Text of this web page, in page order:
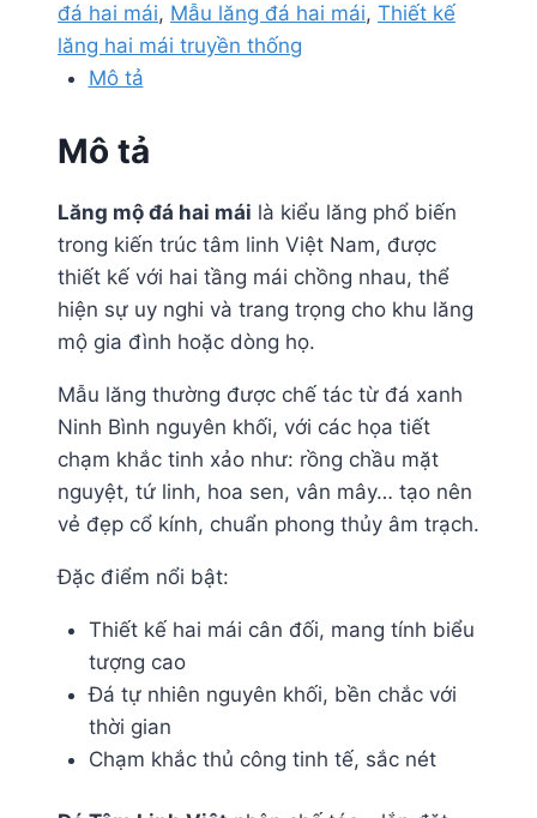
đá hai mái, Mẫu lăng đá hai mái, Thiết kế
lăng hai mái truyền thống
Mô tả
Mô tả
Lăng mộ đá hai mái là kiểu lăng phổ biến
trong kiến trúc tâm linh Việt Nam, được
thiết kế với hai tầng mái chồng nhau, thể
hiện sự uy nghi và trang trọng cho khu lăng
mộ gia đình hoặc dòng họ.
Mẫu lăng thường được chế tác từ đá xanh
Ninh Bình nguyên khối, với các họa tiết
chạm khắc tinh xảo như: rồng chầu mặt
nguyệt, tứ linh, hoa sen, vân mây… tạo nên
vẻ đẹp cổ kính, chuẩn phong thủy âm trạch.
Đặc điểm nổi bật:
Thiết kế hai mái cân đối, mang tính biểu
tượng cao
Đá tự nhiên nguyên khối, bền chắc với
thời gian
Chạm khắc thủ công tinh tế, sắc nét